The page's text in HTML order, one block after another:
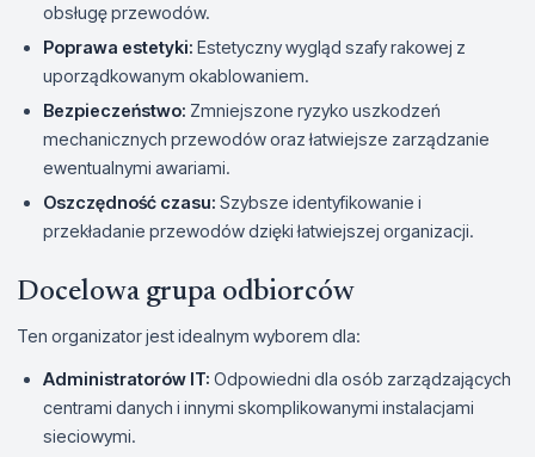
obsługę przewodów.
Poprawa estetyki: Estetyczny wygląd szafy rakowej z
uporządkowanym okablowaniem.
Bezpieczeństwo: Zmniejszone ryzyko uszkodzeń
mechanicznych przewodów oraz łatwiejsze zarządzanie
ewentualnymi awariami.
Oszczędność czasu: Szybsze identyfikowanie i
przekładanie przewodów dzięki łatwiejszej organizacji.
Docelowa grupa odbiorców
Ten organizator jest idealnym wyborem dla:
Administratorów IT: Odpowiedni dla osób zarządzających
centrami danych i innymi skomplikowanymi instalacjami
sieciowymi.